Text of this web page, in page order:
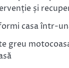
și
casa într-
greu